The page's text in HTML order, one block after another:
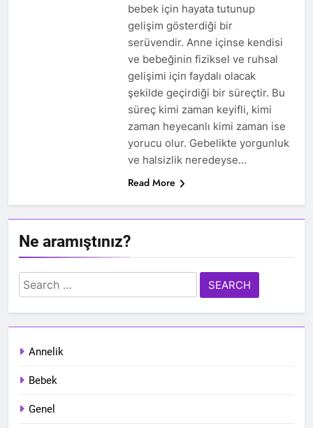
bebek için hayata tutunup
gelişim gösterdiği bir
serüvendir. Anne içinse kendisi
ve bebeğinin fiziksel ve ruhsal
gelişimi için faydalı olacak
şekilde geçirdiği bir süreçtir. Bu
süreç kimi zaman keyifli, kimi
zaman heyecanlı kimi zaman ise
yorucu olur. Gebelikte yorgunluk
ve halsizlik neredeyse…
Read More
Ne aramıştınız?
Search
for:
Annelik
Bebek
Genel